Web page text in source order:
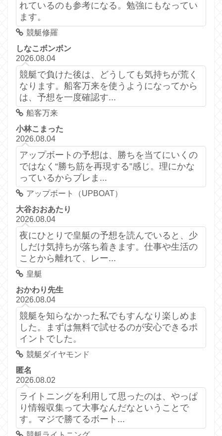
れているのも参考になる。勉強にもなってい
ます。
競艇修羅
しなこボンボン
2026.08.04
競艇で負けた後は、どうしても気持ちが荒く
なります。船客万来を使うようになってから
は、予想を一度確認す...
船客万来
小林こまった
2026.08.04
アップボートの予想は、勝ちを当てにいくの
ではなく“勝ち筋を再現する”感じ。理にかな
っているからブレま...
アップボート（UPBOAT）
大谷おおあたり
2026.08.04
夜にひとりで皇艇の予想を読んでいると、少
しだけ気持ちが落ち着きます。仕事や生活の
ことから離れて、レー...
皇艇
おかわり先生
2026.08.04
競艇を知らなかった私でもすんなり楽しめま
した。まずは無料で試せるのが安心できるポ
イントでした。
競艇ダイヤモンド
匿名
2026.08.02
ライトニングを利用して思ったのは、やっぱ
り情報収集って大事なんだなということで
す。マジで勝てるボート...